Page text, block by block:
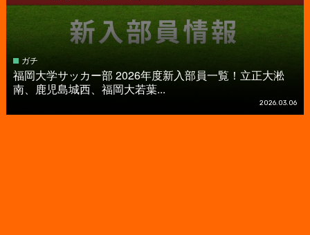
ガチ
福岡大学サッカー部 2026年度新入部員一覧！立正大淞
南、鹿児島城西、福岡大若葉...
2026.03.06